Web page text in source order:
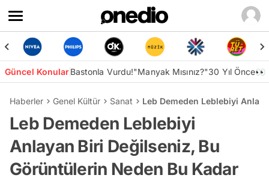
Güncel KonularBastonla Vurdu!"Manyak Mısınız?"30 Yıl Önce👀
Haberler Genel Kültür Sanat Leb Demeden Leblebiyi
Leb Demeden Leblebiyi
Anlayan Biri Değilseniz, Bu
Görüntülerin Neden Bu Kadar